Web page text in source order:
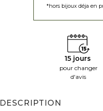
*hors bijoux déja en
15 jours
pour changer
d'avis
DESCRIPTION